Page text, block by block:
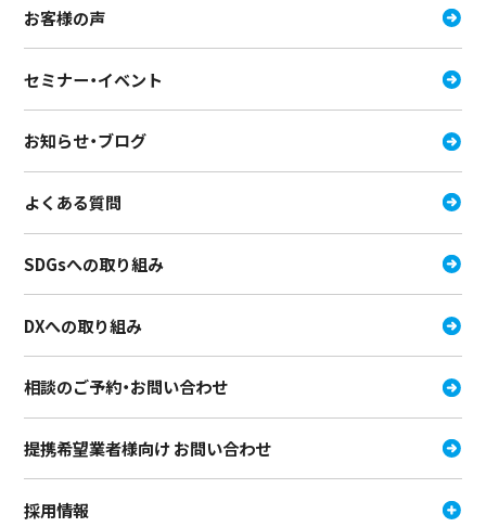
お客様の声
セミナー・イベント
お知らせ・ブログ
よくある質問
SDGsへの取り組み
DXへの取り組み
相談のご予約・お問い合わせ
提携希望業者様向け お問い合わせ
採用情報